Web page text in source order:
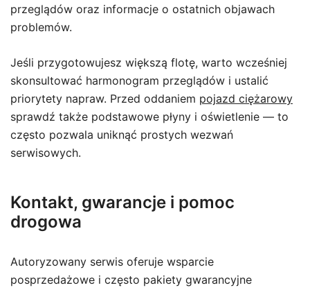
przeglądów oraz informacje o ostatnich objawach
problemów.
Jeśli przygotowujesz większą flotę, warto wcześniej
skonsultować harmonogram przeglądów i ustalić
priorytety napraw. Przed oddaniem pojazd ciężarowy
sprawdź także podstawowe płyny i oświetlenie — to
często pozwala uniknąć prostych wezwań
serwisowych.
Kontakt, gwarancje i pomoc
drogowa
Autoryzowany serwis oferuje wsparcie
posprzedażowe i często pakiety gwarancyjne